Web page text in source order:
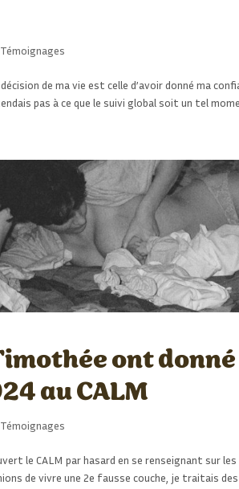
Témoignages
de ma vie est celle d’avoir donné ma
pas à ce que le suivi global soit un tel
ont
au CALM
Témoignages
le CALM par hasard en se renseignant sur
de vivre une 2e fausse couche, je traitais